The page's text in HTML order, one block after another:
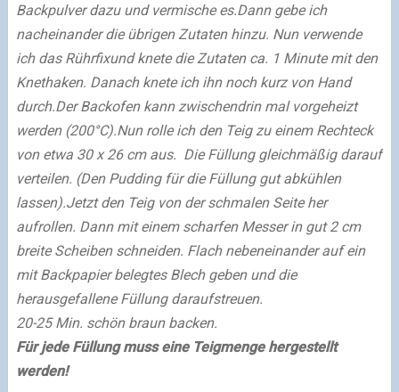
Backpulver dazu und vermische es.Dann gebe ich
nacheinander die übrigen Zutaten hinzu. Nun verwende
ich das Rührfixund knete die Zutaten ca. 1 Minute mit den
Knethaken. Danach knete ich ihn noch kurz von Hand
durch.Der Backofen kann zwischendrin mal vorgeheizt
werden (200°C).Nun rolle ich den Teig zu einem Rechteck
von etwa 30 x 26 cm aus. Die Füllung gleichmäßig darauf
verteilen. (Den Pudding für die Füllung gut abkühlen
lassen).Jetzt den Teig von der schmalen Seite her
aufrollen. Dann mit einem scharfen Messer in gut 2 cm
breite Scheiben schneiden. Flach nebeneinander auf ein
mit Backpapier belegtes Blech geben und die
herausgefallene Füllung daraufstreuen.
20-25 Min. schön braun backen.
Für jede Füllung muss eine Teigmenge hergestellt
werden!